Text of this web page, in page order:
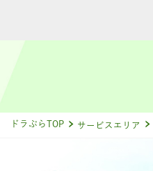
ドラぷらTOP サービスエリア